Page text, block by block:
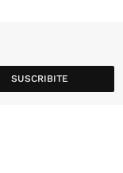
SUSCRIBITE